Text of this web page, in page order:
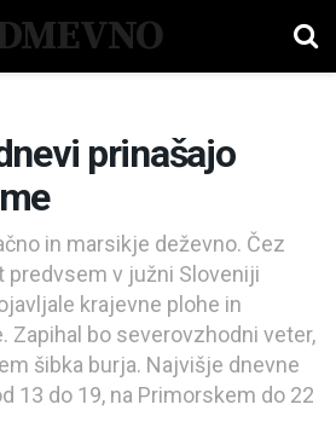
prinašajo
in marsikje deževno. Čez
predvsem v južni Sloveniji
krajevne plohe in
Zapihal bo severovzhodni veter,
šibka burja. Najvišje dnevne
13 do 19, na Primorskem do 22